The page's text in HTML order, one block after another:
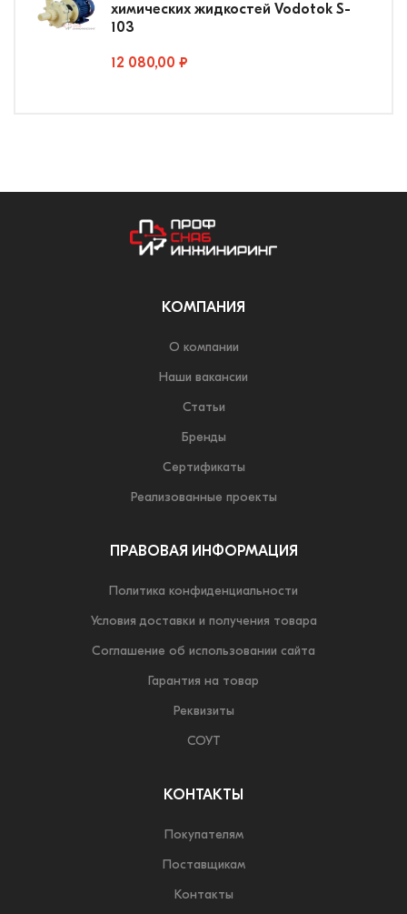
химических жидкостей Vodotok S-
103
12 080,00 ₽
КОМПАНИЯ
О компании
Наши вакансии
Статьи
Бренды
Сертификаты
Реализованные проекты
ПРАВОВАЯ ИНФОРМАЦИЯ
Политика конфиденциальности
Условия доставки и получения товара
Соглашение об использовании сайта
Гарантия на товар
Реквизиты
СОУТ
КОНТАКТЫ
Покупателям
Поставщикам
Контакты